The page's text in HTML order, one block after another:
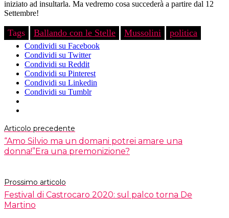
iniziato ad insultarla. Ma vedremo cosa succederà a partire dal 12
Settembre!
Tags Ballando con le Stelle Mussolini politica
Condividi su Facebook
Condividi su Twitter
Condividi su Reddit
Condividi su Pinterest
Condividi su Linkedin
Condividi su Tumblr
Articolo precedente
“Amo Silvio ma un domani potrei amare una
donna!”Era una premonizione?
Prossimo articolo
Festival di Castrocaro 2020: sul palco torna De
Martino